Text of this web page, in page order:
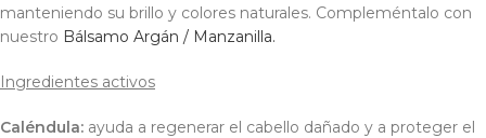
manteniendo su brillo y colores naturales. Compleméntalo con
nuestro Bálsamo Argán / Manzanilla.
Ingredientes activos
Caléndula: ayuda a regenerar el cabello dañado y a proteger el